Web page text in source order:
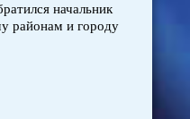
начальник
районам и городу